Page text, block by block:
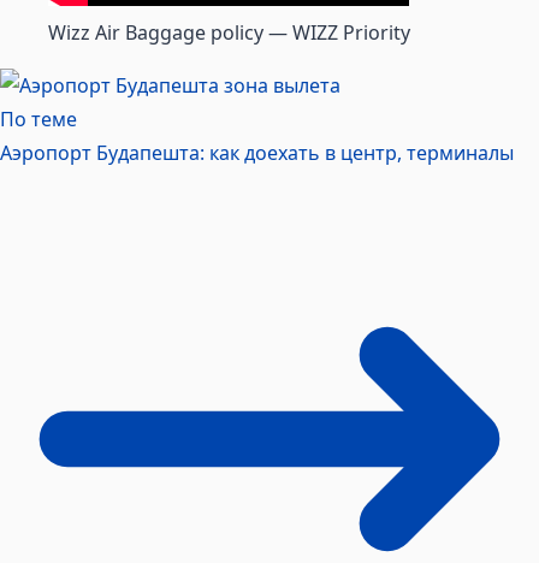
Wizz Air Baggage policy — WIZZ Priority
По теме
Аэропорт Будапешта: как доехать в центр, терминалы